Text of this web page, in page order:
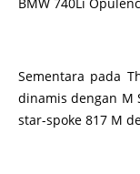
Sementara pada
dinamis dengan M
star-spoke 817 M